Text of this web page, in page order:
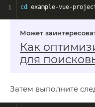
cd example-vue-
Как
для
Затем выполните